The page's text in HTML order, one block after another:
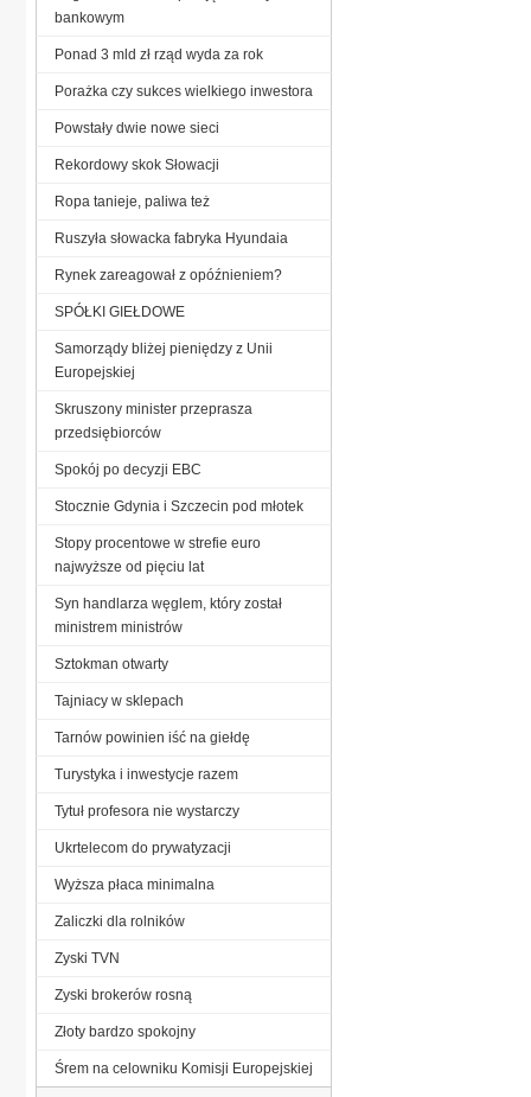
bankowym
Ponad 3 mld zł rząd wyda za rok
Porażka czy sukces wielkiego inwestora
Powstały dwie nowe sieci
Rekordowy skok Słowacji
Ropa tanieje, paliwa też
Ruszyła słowacka fabryka Hyundaia
Rynek zareagował z opóźnieniem?
SPÓŁKI GIEŁDOWE
Samorządy bliżej pieniędzy z Unii
Europejskiej
Skruszony minister przeprasza
przedsiębiorców
Spokój po decyzji EBC
Stocznie Gdynia i Szczecin pod młotek
Stopy procentowe w strefie euro
najwyższe od pięciu lat
Syn handlarza węglem, który został
ministrem ministrów
Sztokman otwarty
Tajniacy w sklepach
Tarnów powinien iść na giełdę
Turystyka i inwestycje razem
Tytuł profesora nie wystarczy
Ukrtelecom do prywatyzacji
Wyższa płaca minimalna
Zaliczki dla rolników
Zyski TVN
Zyski brokerów rosną
Złoty bardzo spokojny
Śrem na celowniku Komisji Europejskiej